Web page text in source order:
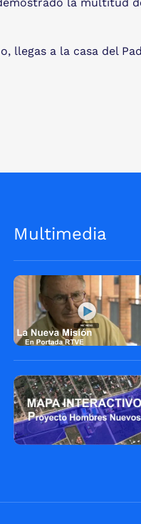
llegas a la casa del
Multimedia